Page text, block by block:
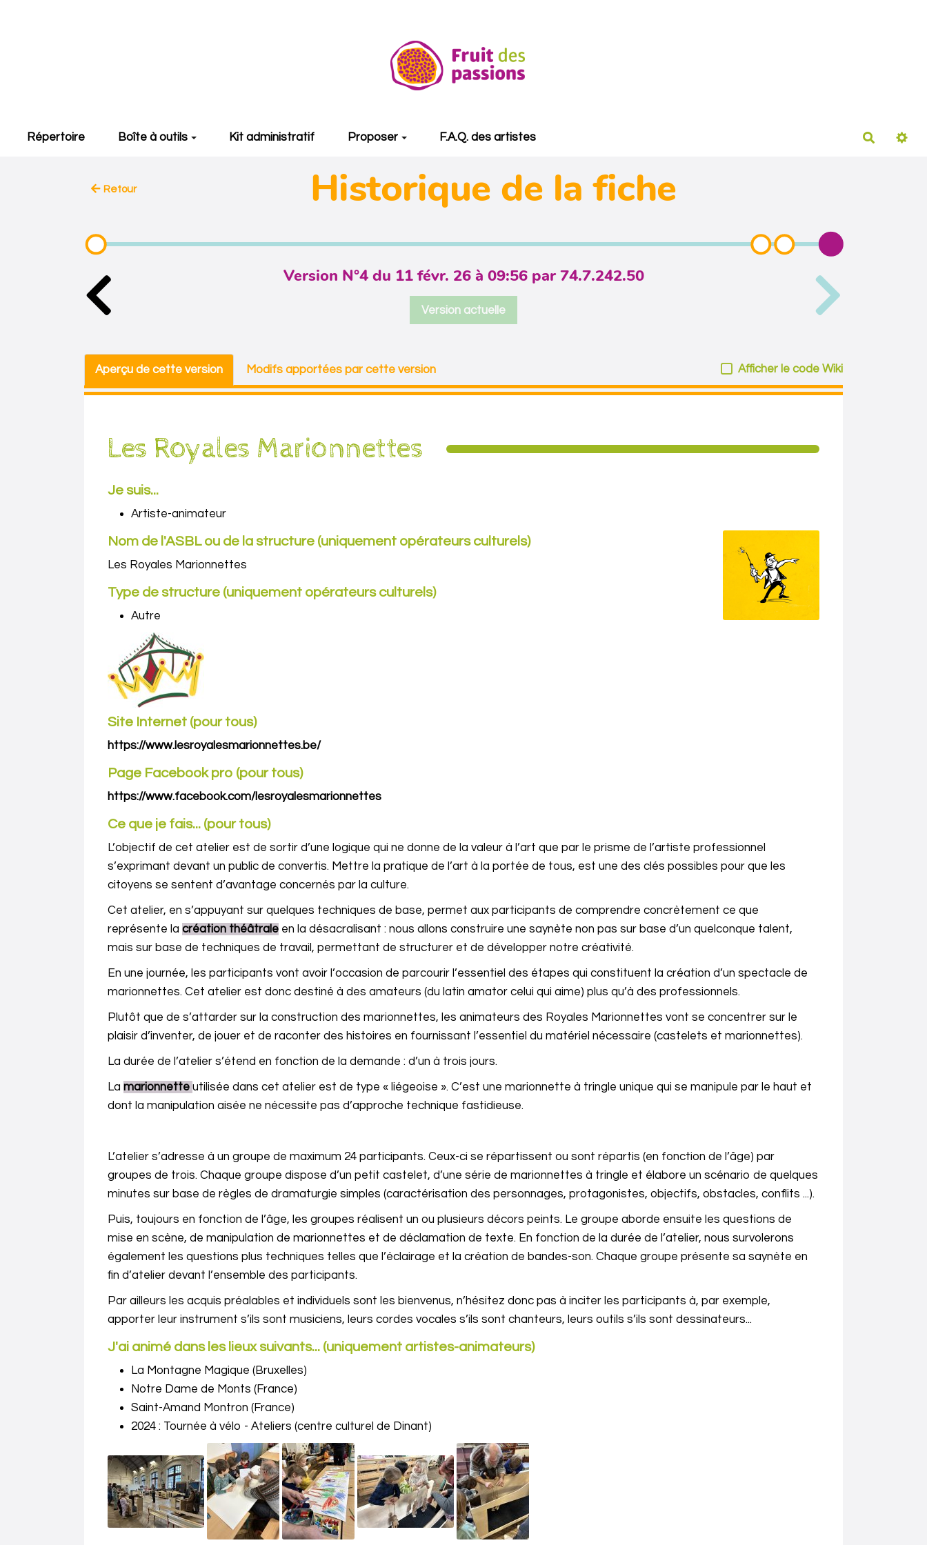
Répertoire Boîte à outils Kit administratif Proposer F.A.Q. des artistes
Retour Historique de la fiche
Version N°4 du 11 févr. 26 à 09:56 par 74.7.242.50
Version actuelle
Aperçu de cette version Modifs apportées par cette version Afficher le code Wiki
Les Royales Marionnettes
Je suis...
Artiste-animateur
Nom de l'ASBL ou de la structure (uniquement opérateurs culturels)
Les Royales Marionnettes
Type de structure (uniquement opérateurs culturels)
Autre
Site Internet (pour tous)
https://www.lesroyalesmarionnettes.be/
Page Facebook pro (pour tous)
https://www.facebook.com/lesroyalesmarionnettes
Ce que je fais... (pour tous)
L’objectif de cet atelier est de sortir d’une logique qui ne donne de la valeur à l’art que par le prisme de l’artiste professionnel
s’exprimant devant un public de convertis. Mettre la pratique de l’art à la portée de tous, est une des clés possibles pour que les
citoyens se sentent d’avantage concernés par la culture.
Cet atelier, en s’appuyant sur quelques techniques de base, permet aux participants de comprendre concrètement ce que
représente la création théâtrale en la désacralisant : nous allons construire une saynète non pas sur base d’un quelconque talent,
mais sur base de techniques de travail, permettant de structurer et de développer notre créativité.
En une journée, les participants vont avoir l’occasion de parcourir l’essentiel des étapes qui constituent la création d’un spectacle de
marionnettes. Cet atelier est donc destiné à des amateurs (du latin amator celui qui aime) plus qu’à des professionnels.
Plutôt que de s’attarder sur la construction des marionnettes, les animateurs des Royales Marionnettes vont se concentrer sur le
plaisir d’inventer, de jouer et de raconter des histoires en fournissant l’essentiel du matériel nécessaire (castelets et marionnettes).
La durée de l’atelier s’étend en fonction de la demande : d’un à trois jours.
La marionnette utilisée dans cet atelier est de type « liégeoise ». C’est une marionnette à tringle unique qui se manipule par le haut et
dont la manipulation aisée ne nécessite pas d’approche technique fastidieuse.
L’atelier s’adresse à un groupe de maximum 24 participants. Ceux-ci se répartissent ou sont répartis (en fonction de l’âge) par
groupes de trois. Chaque groupe dispose d’un petit castelet, d’une série de marionnettes à tringle et élabore un scénario de quelques
minutes sur base de règles de dramaturgie simples (caractérisation des personnages, protagonistes, objectifs, obstacles, conflits ...).
Puis, toujours en fonction de l’âge, les groupes réalisent un ou plusieurs décors peints. Le groupe aborde ensuite les questions de
mise en scène, de manipulation de marionnettes et de déclamation de texte. En fonction de la durée de l’atelier, nous survolerons
également les questions plus techniques telles que l’éclairage et la création de bandes-son. Chaque groupe présente sa saynète en
fin d’atelier devant l’ensemble des participants.
Par ailleurs les acquis préalables et individuels sont les bienvenus, n’hésitez donc pas à inciter les participants à, par exemple,
apporter leur instrument s’ils sont musiciens, leurs cordes vocales s’ils sont chanteurs, leurs outils s’ils sont dessinateurs...
J'ai animé dans les lieux suivants... (uniquement artistes-animateurs)
La Montagne Magique (Bruxelles)
Notre Dame de Monts (France)
Saint-Amand Montron (France)
2024 : Tournée à vélo - Ateliers (centre culturel de Dinant)